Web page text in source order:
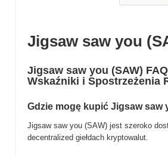
Jigsaw saw you
Jigsaw saw you (SAW)
Wskaźniki i Spostrzeżenia
Gdzie mogę kupić Jigsaw saw
Jigsaw saw you (SAW) jest szeroko
decentralized giełdach kryptowalut.